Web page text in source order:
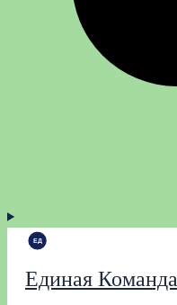
Единая Команда